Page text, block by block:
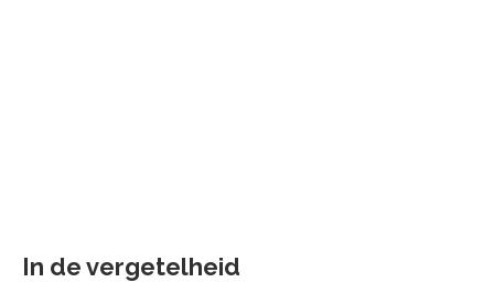
In de vergetelheid